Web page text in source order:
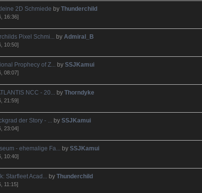
2D Schmiede byThunderchild
16:36]
Pixel Schmi... by Admiral_B
10:50]
Prophecy of Z... bySSJKamui
08:07]
NCC - 20... byThorndyke
21:59]
der Story - ... bySSJKamui
23:04]
- ehemalige Fa... bySSJKamui
10:40]
Starfleet Acad... byThunderchild
11:15]